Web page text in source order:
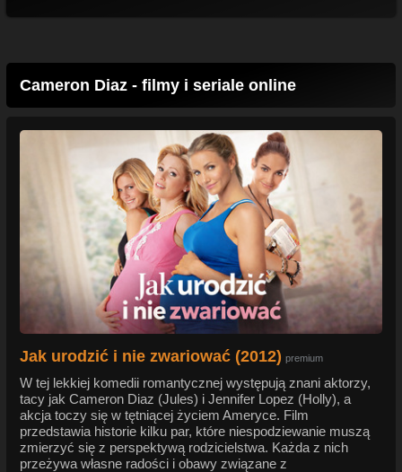
Cameron Diaz - filmy i seriale online
Jak urodzić i nie zwariować (2012) premium
W tej lekkiej komedii romantycznej występują znani aktorzy,
tacy jak Cameron Diaz (Jules) i Jennifer Lopez (Holly), a
akcja toczy się w tętniącej życiem Ameryce. Film
przedstawia historie kilku par, które niespodziewanie muszą
zmierzyć się z perspektywą rodzicielstwa. Każda z nich
przeżywa własne radości i obawy związane z